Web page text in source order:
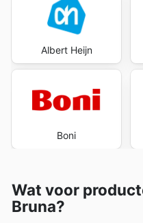
Albert Heijn
Boni
Wat voor
Bruna?